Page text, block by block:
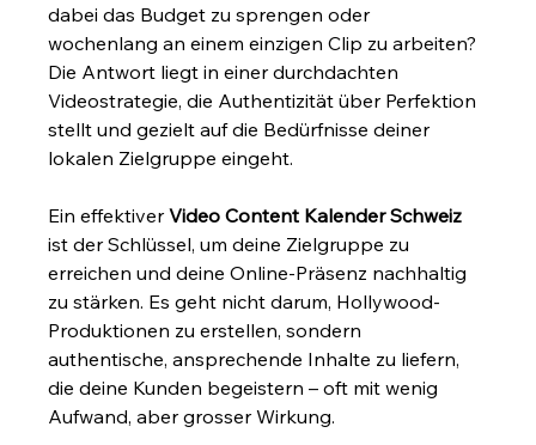
dabei das Budget zu sprengen oder
wochenlang an einem einzigen Clip zu arbeiten?
Die Antwort liegt in einer durchdachten
Videostrategie, die Authentizität über Perfektion
stellt und gezielt auf die Bedürfnisse deiner
lokalen Zielgruppe eingeht.
Ein effektiver Video Content Kalender Schweiz
ist der Schlüssel, um deine Zielgruppe zu
erreichen und deine Online-Präsenz nachhaltig
zu stärken. Es geht nicht darum, Hollywood-
Produktionen zu erstellen, sondern
authentische, ansprechende Inhalte zu liefern,
die deine Kunden begeistern – oft mit wenig
Aufwand, aber grosser Wirkung.